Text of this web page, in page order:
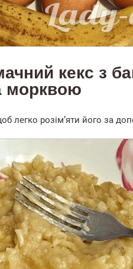
кекс з
морквою
легко розім’яти його за